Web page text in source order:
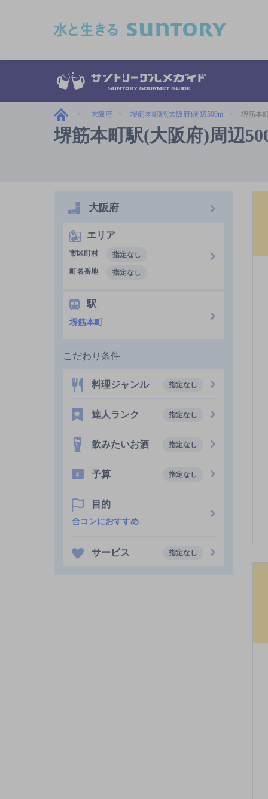
大阪府 堺筋本町駅(大阪府)周辺500m 堺筋本
堺筋本町駅(大阪府)周辺
大阪府
エリア
市区町村
指定なし
町名番地
指定なし
駅
堺筋本町
こだわり条件
料理ジャンル 指定なし
達人ランク 指定なし
飲みたいお酒 指定なし
予算 指定なし
目的
合コンにおすすめ
サービス 指定なし